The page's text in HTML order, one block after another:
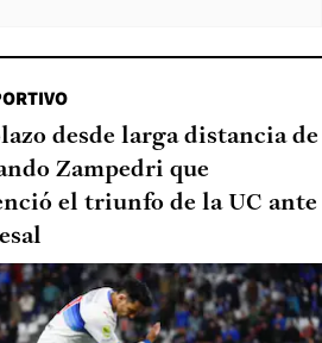
desde larga distancia de
Zampedri que
el triunfo de la UC ante